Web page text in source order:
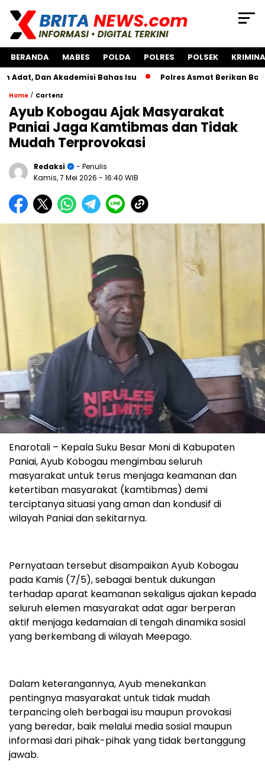
BERANDA MABES POLDA POLRES POLSEK
Akademisi Bahas Isu Polres Asmat Berikan Bantuan
Home / Cartenz
Ayub Kobogau Ajak Masyarakat
Paniai Jaga Kamtibmas dan Tidak
Mudah Terprovokasi
Redaksi
- Penulis
Kamis, 7 Mei 2026 - 16:40 WIB
Enarotali – Kepala Suku Besar Moni di Kabupaten
Paniai, Ayub Kobogau mengimbau seluruh
masyarakat untuk terus menjaga keamanan dan
ketertiban masyarakat (kamtibmas) demi
terciptanya situasi yang aman dan kondusif di
wilayah Paniai dan sekitarnya.
Pernyataan tersebut disampaikan Ayub Kobogau
pada Kamis (7/5), sebagai bentuk dukungan
terhadap aparat keamanan sekaligus ajakan kepada
seluruh elemen masyarakat adat agar berperan
aktif menjaga kedamaian di tengah dinamika sosial
yang berkembang di wilayah Meepago.
Dalam keterangannya, Ayub menekankan
pentingnya masyarakat untuk tidak mudah
terpancing oleh berbagai isu maupun provokasi
yang beredar, baik melalui media sosial maupun
informasi dari pihak-pihak yang tidak bertanggung
jawab.